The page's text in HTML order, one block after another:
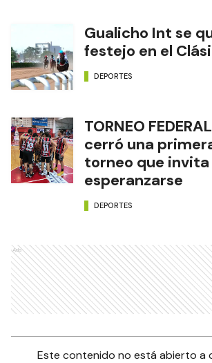
Gualicho Int se
festejo en el
DEPORTES
TORNEO
cerró una
torneo que invita
esperanzarse
DEPORTES
Ads
Este contenido no está abierto a